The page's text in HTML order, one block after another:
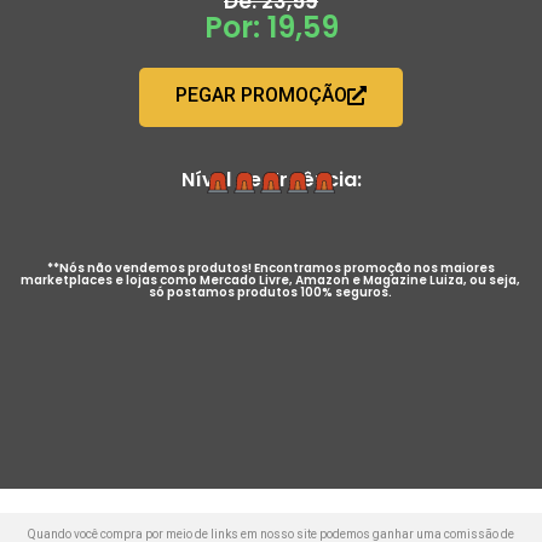
Por: 19,59
PEGAR PROMOÇÃO
Nível de Urgência:
**Nós não vendemos produtos! Encontramos promoção nos maiores
marketplaces e lojas como Mercado Livre, Amazon e Magazine Luiza, ou seja,
só postamos produtos 100% seguros.
Quando você compra por meio de links em nosso site podemos ganhar uma comissão de